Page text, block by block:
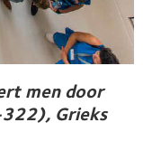
men door
Grieks